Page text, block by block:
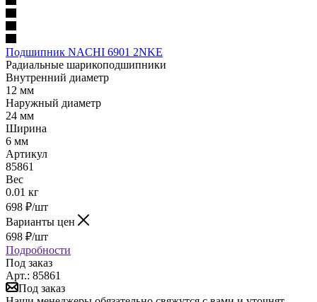
Подшипник NACHI 6901 2NKE
Радиальные шарикоподшипники
Внутренний диаметр
12 мм
Наружный диаметр
24 мм
Ширина
6 мм
Артикул
85861
Вес
0.01 кг
698 ₽/шт
Варианты цен
698 ₽/шт
Подробности
Под заказ
Арт.: 85861
Под заказ